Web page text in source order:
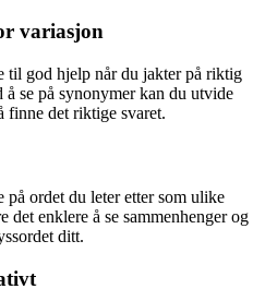
variasjon
til god hjelp når du jakter på riktig
se på synonymer kan du utvide
finne det riktige svaret.
ordet du leter etter som ulike
det enklere å se sammenhenger og
ditt.